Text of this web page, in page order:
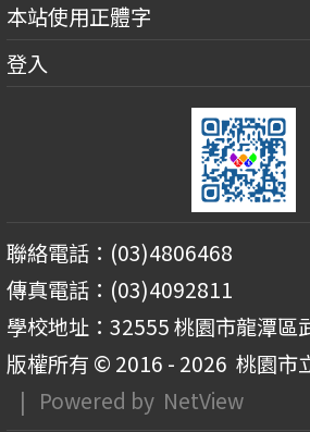
本站使用正體字
登入
聯絡電話：(03)4806468
傳真電話：(03)4092811
學校地址：32555 桃園市龍潭區
版權所有 © 2016 - 2026 桃園市
| Powered by NetView